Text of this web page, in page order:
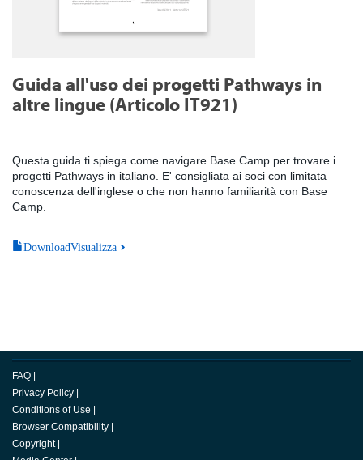
Guida all'uso dei progetti Pathways in
altre lingue (Articolo IT921)
Questa guida ti spiega come navigare Base Camp per trovare i
progetti Pathways in italiano. E' consigliata ai soci con limitata
conoscenza dell'inglese o che non hanno familiarità con Base
Camp.
DownloadVisualizza
FAQ
Privacy Policy
Conditions of Use
Browser Compatibility
Copyright